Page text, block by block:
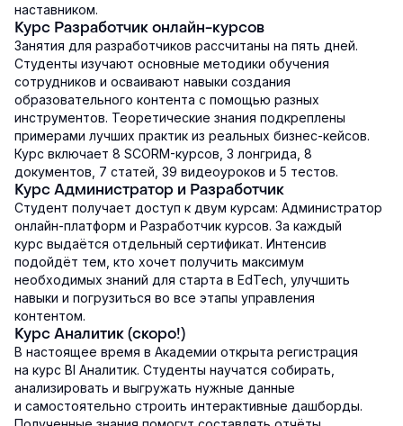
наставником.
Курс Разработчик онлайн-курсов
Занятия для разработчиков рассчитаны на пять дней.
Студенты изучают основные методики обучения
сотрудников и осваивают навыки создания
образовательного контента с помощью разных
инструментов. Теоретические знания подкреплены
примерами лучших практик из реальных бизнес-кейсов.
Курс включает 8 SCORM-курсов, 3 лонгрида, 8
документов, 7 статей, 39 видеоуроков и 5 тестов.
Курс Администратор и Разработчик
Студент получает доступ к двум курсам: Администратор
онлайн-платформ и Разработчик курсов. За каждый
курс выдаётся отдельный сертификат. Интенсив
подойдёт тем, кто хочет получить максимум
необходимых знаний для старта в EdTech, улучшить
навыки и погрузиться во все этапы управления
контентом.
Курс Аналитик (скоро!)
В настоящее время в Академии открыта регистрация
на курс BI Аналитик. Студенты научатся собирать,
анализировать и выгружать нужные данные
и самостоятельно строить интерактивные дашборды.